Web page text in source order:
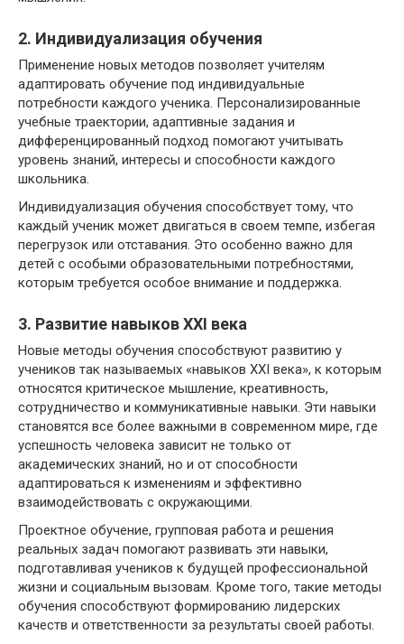
2. Индивидуализация обучения
Применение новых методов позволяет учителям
адаптировать обучение под индивидуальные
потребности каждого ученика. Персонализированные
учебные траектории, адаптивные задания и
дифференцированный подход помогают учитывать
уровень знаний, интересы и способности каждого
школьника.
Индивидуализация обучения способствует тому, что
каждый ученик может двигаться в своем темпе, избегая
перегрузок или отставания. Это особенно важно для
детей с особыми образовательными потребностями,
которым требуется особое внимание и поддержка.
3. Развитие навыков XXI века
Новые методы обучения способствуют развитию у
учеников так называемых «навыков XXI века», к которым
относятся критическое мышление, креативность,
сотрудничество и коммуникативные навыки. Эти навыки
становятся все более важными в современном мире, где
успешность человека зависит не только от
академических знаний, но и от способности
адаптироваться к изменениям и эффективно
взаимодействовать с окружающими.
Проектное обучение, групповая работа и решения
реальных задач помогают развивать эти навыки,
подготавливая учеников к будущей профессиональной
жизни и социальным вызовам. Кроме того, такие методы
обучения способствуют формированию лидерских
качеств и ответственности за результаты своей работы.